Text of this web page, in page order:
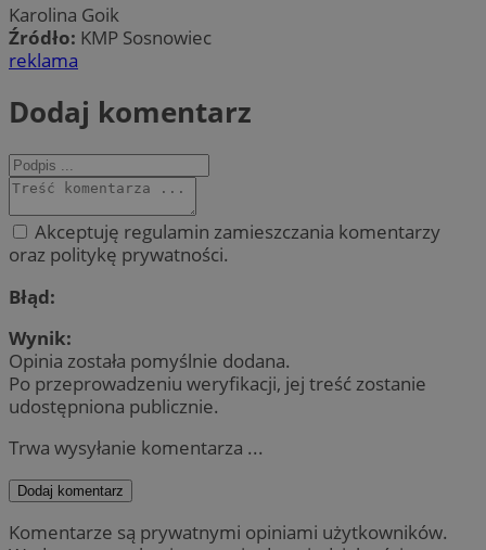
Karolina Goik
Źródło: KMP Sosnowiec
reklama
Dodaj komentarz
Akceptuję regulamin zamieszczania komentarzy
oraz politykę prywatności.
Błąd:
Wynik:
Opinia została pomyślnie dodana.
Po przeprowadzeniu weryfikacji, jej treść zostanie
udostępniona publicznie.
Trwa wysyłanie komentarza ...
Dodaj komentarz
Komentarze są prywatnymi opiniami użytkowników.